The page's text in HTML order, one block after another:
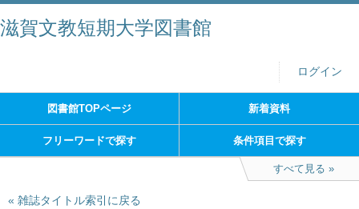
滋賀文教短期大学図書館
ログイン
図書館TOPページ 新着資料
フリーワードで探す 条件項目で探す
すべて見る
雑誌タイトル索引に戻る